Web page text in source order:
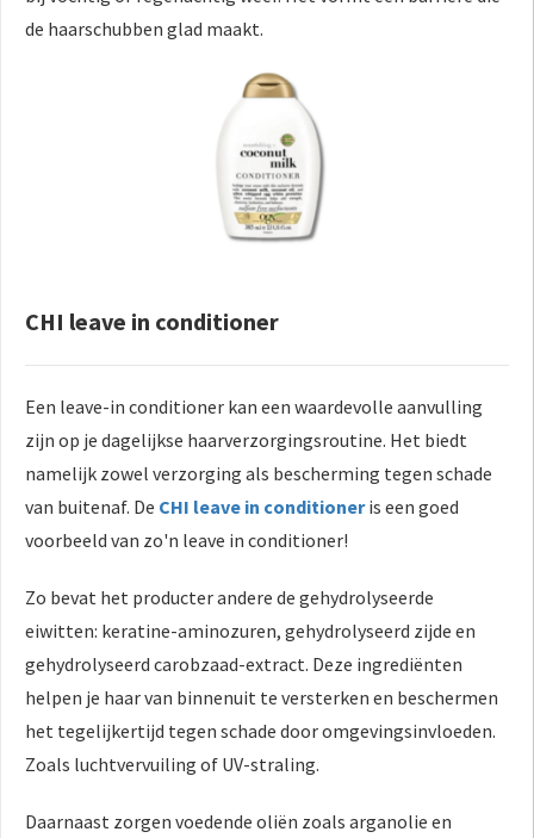
de haarschubben glad maakt.
CHI leave in conditioner
Een leave-in conditioner kan een waardevolle aanvulling
zijn op je dagelijkse haarverzorgingsroutine. Het biedt
namelijk zowel verzorging als bescherming tegen schade
van buitenaf. De CHI leave in conditioneris een goed
voorbeeld van zo'n leave in conditioner!
Zo bevat het producter andere de gehydrolyseerde
eiwitten: keratine-aminozuren, gehydrolyseerd zijde en
gehydrolyseerd carobzaad-extract. Deze ingrediënten
helpen je haar van binnenuit te versterken en beschermen
het tegelijkertijd tegen schade door omgevingsinvloeden.
Zoals luchtvervuiling of UV-straling.
Daarnaast zorgen voedende oliën zoals arganolie en